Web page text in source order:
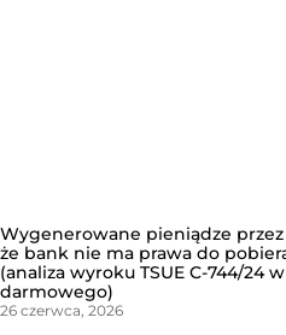
Wygenerowane pieniądze przez
że bank nie ma prawa do
(analiza wyroku TSUE C-744/24
darmowego)
26 czerwca, 2026